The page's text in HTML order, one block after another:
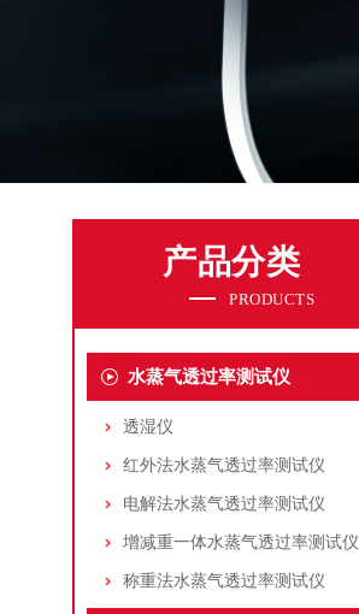
产品分类
PRODUCTS
水蒸气透过率测试仪
透湿仪
红外法水蒸气透过率测试仪
电解法水蒸气透过率测试仪
增减重一体水蒸气透过率测试仪
称重法水蒸气透过率测试仪